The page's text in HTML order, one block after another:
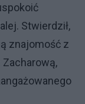
Stwierdził,
znajomość z